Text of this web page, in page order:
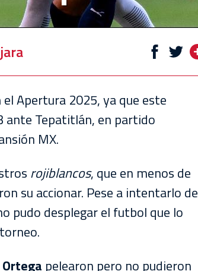
Apertura 2025, ya que este
ante Tepatitlán, en partido
MX.
rojiblancos, que en menos de
su accionar. Pese a intentarlo de
pudo desplegar el futbol que lo
pelearon pero no pudieron